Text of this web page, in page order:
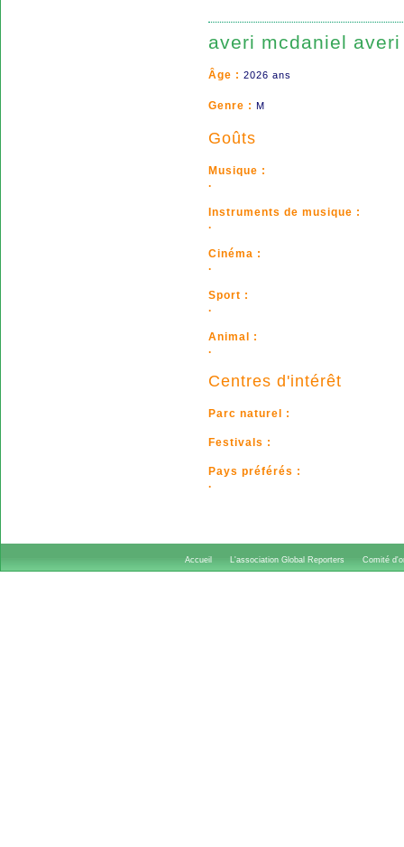
averi mcdaniel
Âge : 2026 ans
Genre : M
Goûts
Musique :
.
Instruments de musique :
.
Cinéma :
.
Sport :
.
Animal :
.
Centres d'intérêt
Parc naturel :
Festivals :
Pays préférés :
.
Accueil L'association Global Reporters Comité